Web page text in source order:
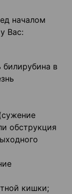
началом
Вас:
в
обструкция
кишки;